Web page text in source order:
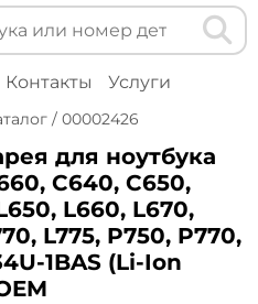
Контакты Услуги
/ 00002426
для ноутбука
C640, C650,
L660, L670,
L775, P750, P770,
1BAS (Li-Ion